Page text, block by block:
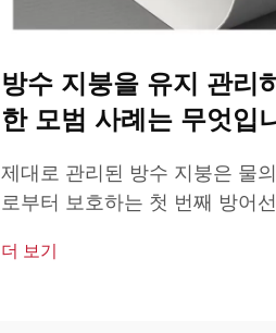
방수 지붕을 유지 관리
한 모범 사례는 무엇입
제대로 관리된 방수 지붕은 물
로부터 보호하는 첫 번째 방어
을 보호합니다. 상업용 건물, 산
더 보기